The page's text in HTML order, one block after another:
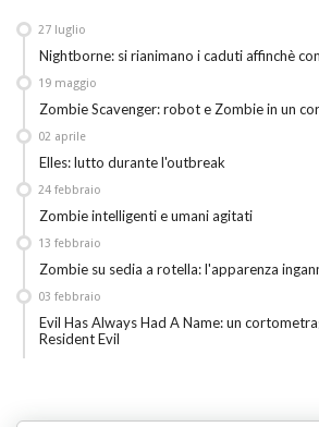
Nightborne: si rianimano i caduti affinchè
27 luglio
Zombie Scavenger: robot e Zombie in un
19 maggio
Elles: lutto durante l'outbreak
02 aprile
Zombie intelligenti e umani agitati
24 febbraio
Zombie su sedia a rotella: l'apparenza
13 febbraio
Evil Has Always Had A Name: un
Resident Evil
03 febbraio